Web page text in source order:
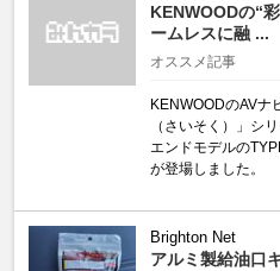
KENWOODの“
ームレスに融 ...
オススメ記事
KENWOODのAVナ
（さいそく）」シ
エンドモデルの
が登場しました。
Brighton Net
アルミ製給油口